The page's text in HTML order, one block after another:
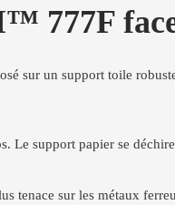
777F
sur un support toile
Le support papier se
tenace sur les métaux